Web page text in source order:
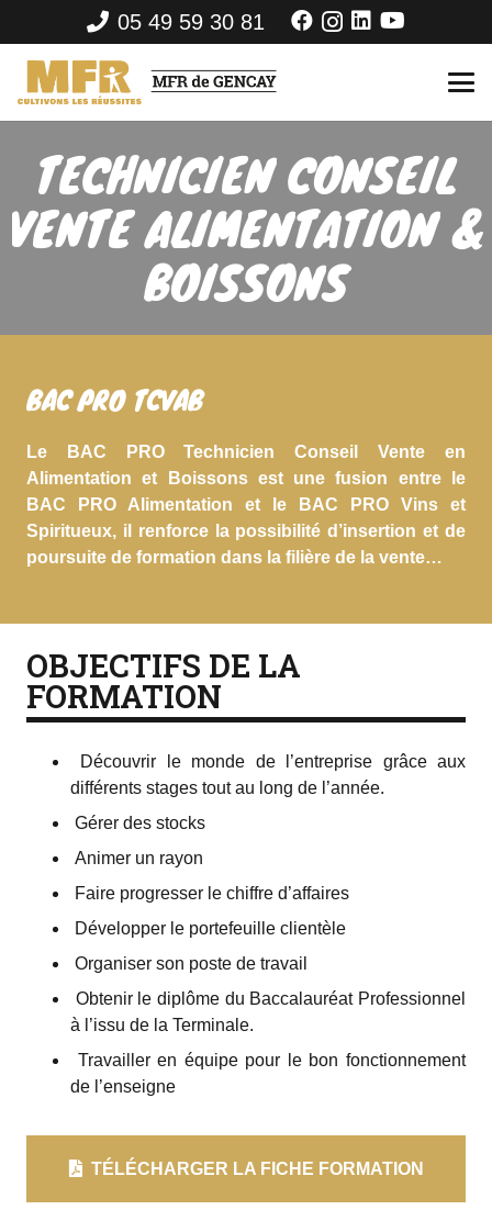
05 49 59 30 81
TECHNICIEN CONSEIL
VENTE ALIMENTATION &
BOISSONS
BAC PRO TCVAB
Le BAC PRO Technicien Conseil Vente en
Alimentation et Boissons est une fusion entre le
BAC PRO Alimentation et le BAC PRO Vins et
Spiritueux, il renforce la possibilité d’insertion et de
poursuite de formation dans la filière de la vente…
OBJECTIFS DE LA
FORMATION
Découvrir le monde de l’entreprise grâce aux
différents stages tout au long de l’année.
Gérer des stocks
Animer un rayon
Faire progresser le chiffre d’affaires
Développer le portefeuille clientèle
Organiser son poste de travail
Obtenir le diplôme du Baccalauréat Professionnel
à l’issu de la Terminale.
Travailler en équipe pour le bon fonctionnement
de l’enseigne
TÉLÉCHARGER LA FICHE FORMATION